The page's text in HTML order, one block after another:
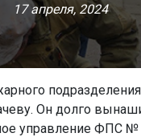
17 апреля, 2024
Он долго
управление ФПС